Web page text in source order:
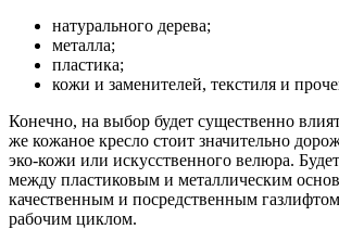
натурального дерева;
металла;
пластика;
кожи и заменителей, текстиля и
Конечно, на выбор будет существенно
же кожаное кресло стоит значительно
эко-кожи или искусственного велюра.
между пластиковым и металлическим
качественным и посредственным
рабочим циклом.